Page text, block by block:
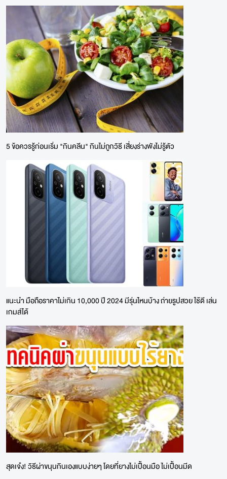
5 ข้อควรรู้ก่อนเริ่ม "กินคลีน" กินไม่ถูกวิธี เสี่ยงร่างพังไม่รู้ตัว
แนะนำ มือถือราคาไม่เกิน 10,000 ปี 2024 มีรุ่นไหนบ้าง ถ่ายรูปสวย ใช้ดี เล่น
เกมส์ได้
สุดเจ๋ง! วิธีผ่าขนุนกินเองแบบง่ายๆ โดยที่ยางไม่เปื้อนมือ ไม่เปื้อนมีด